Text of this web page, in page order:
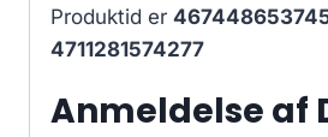
Produktid er
4711281574277
Anmeldelse af